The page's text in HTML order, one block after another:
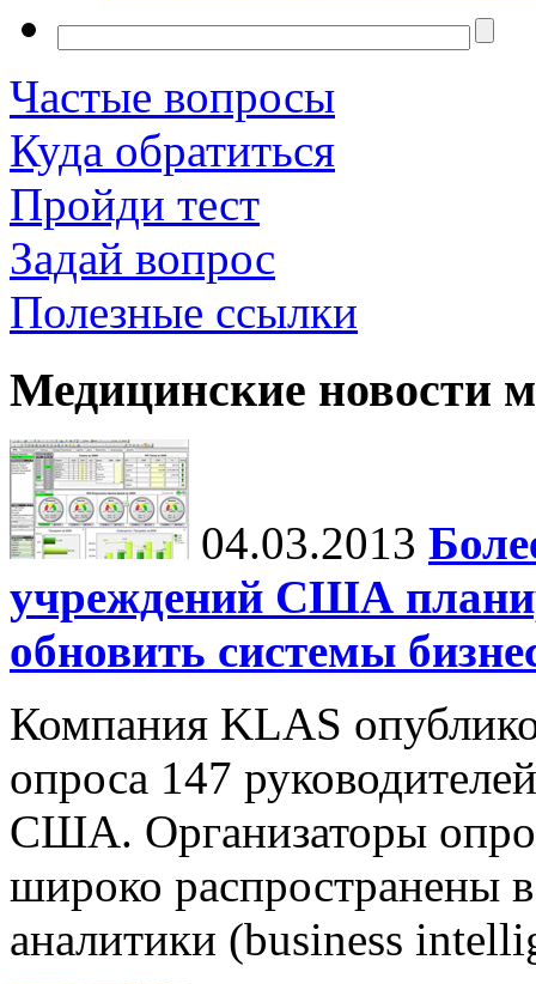
Частые вопросы
Куда обратиться
Пройди тест
Задай вопрос
Полезные ссылки
Медицинские новости
04.03.2013
учреждений США
обновить системы
Компания KLAS
опроса 147
США. Организаторы
широко распространены
аналитики (business